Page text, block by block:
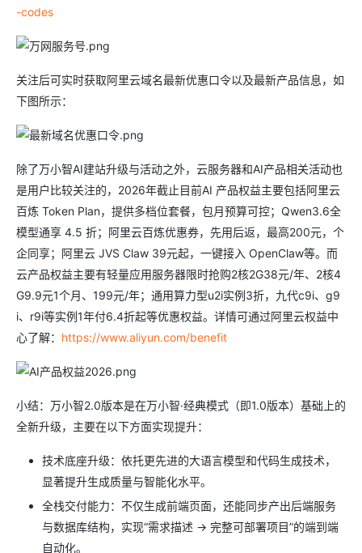
-codes
关注后可实时获取阿里云域名最新优惠口令以及最新产品信息，如
下图所示：
除了万小智AI建站升级与活动之外，云服务器和AI产品相关活动也
是用户比较关注的，2026年截止目前AI 产品权益主要包括阿里云
百炼 Token Plan，提供多档位套餐，包月预算可控；Qwen3.6全
模型通享 4.5 折；阿里云百炼优惠券，先用后返，最高200元，个
企同享；阿里云 JVS Claw 39元起，一键接入 OpenClaw等。而
云产品权益主要有轻量应用服务器限时抢购2核2G38元/年、2核4
G9.9元1个月、199元/年；通用算力型u2i实例3折，九代c9i、g9
i、r9i等实例1年付6.4折起等优惠权益。详情可通过阿里云权益中
心了解： https://www.aliyun.com/benefit
小结：万小智2.0版本是在万小智·经典模式（即1.0版本）基础上的
全新升级，主要在以下方面实现提升：
技术底座升级：依托更先进的大语言模型和代码生成技术，
显著提升生成质量与智能化水平。
全栈交付能力：不仅生成前端页面，还能同步产出后端服务
与数据库结构，实现“需求描述 → 完整可部署项目”的端到端
自动化。